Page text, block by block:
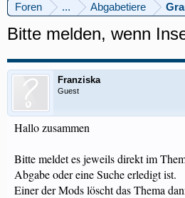
Foren ... Abgabetiere
Bitte melden, wenn
Franziska
Guest
Hallo zusammen
Bitte meldet es jeweils direkt im
Abgabe oder eine Suche erledigt ist.
Einer der Mods löscht das Thema